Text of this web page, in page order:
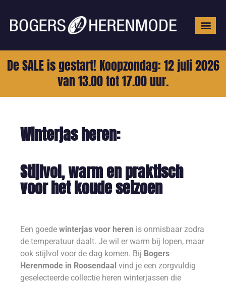
De SALE is gestart! Koopzondag: 12 juli 2026
van 13.00 tot 17.00 uur.
Winterjas heren:
Stijlvol, warm en praktisch
voor het koude seizoen
Een goede winterjas voor heren is onmisbaar zodra
de temperatuur daalt. Je wil er warm bij lopen, maar
ook stijlvol voor de dag komen. Bij Bogers
Herenmode in Roosendaal vind je een zorgvuldig
geselecteerde collectie heren winterjassen die